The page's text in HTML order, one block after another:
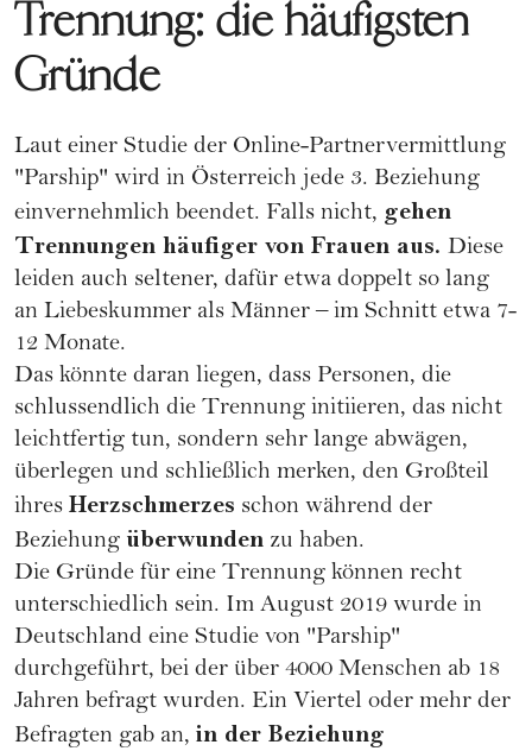
Trennung: die häufigsten
Gründe
Laut einer Studie der Online-Partnervermittlung
"Parship" wird in Österreich jede 3. Beziehung
einvernehmlich beendet. Falls nicht, gehen
Trennungen häufiger von Frauen aus. Diese
leiden auch seltener, dafür etwa doppelt so lang
an Liebeskummer als Männer – im Schnitt etwa 7-
12 Monate.
Das könnte daran liegen, dass Personen, die
schlussendlich die Trennung initiieren, das nicht
leichtfertig tun, sondern sehr lange abwägen,
überlegen und schließlich merken, den Großteil
ihres Herzschmerzes schon während der
Beziehung überwunden zu haben.
Die Gründe für eine Trennung können recht
unterschiedlich sein. Im August 2019 wurde in
Deutschland eine Studie von "Parship"
durchgeführt, bei der über 4000 Menschen ab 18
Jahren befragt wurden. Ein Viertel oder mehr der
Befragten gab an, in der Beziehung